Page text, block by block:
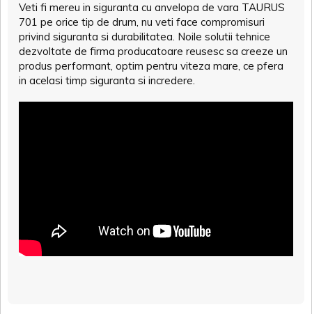
Veti fi mereu in siguranta cu anvelopa de vara TAURUS
701 pe orice tip de drum, nu veti face compromisuri
privind siguranta si durabilitatea. Noile solutii tehnice
dezvoltate de firma producatoare reusesc sa creeze un
produs performant, optim pentru viteza mare, ce pfera
in acelasi timp siguranta si incredere.